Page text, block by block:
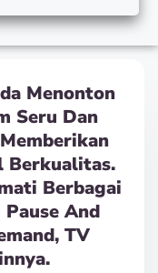
Menonton
Seru Dan
Berkualitas.
Berbagai
And
TV